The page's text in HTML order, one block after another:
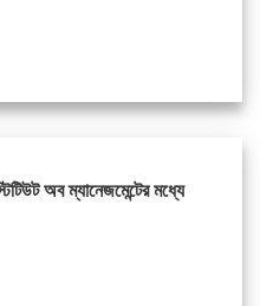
অব ম্যানেজমেন্টের মধ্যে